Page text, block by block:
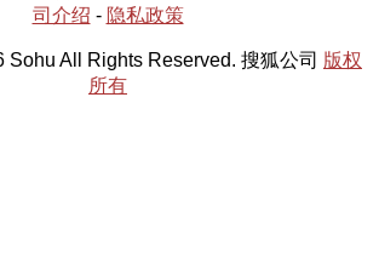
司介绍 - 隐私政策
All Rights Reserved. 搜狐公司 版权
所有